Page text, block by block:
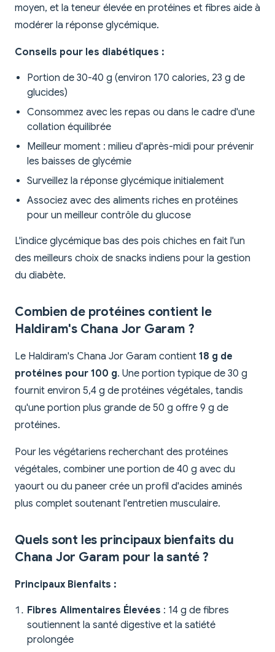
moyen, et la teneur élevée en protéines et fibres aide à
modérer la réponse glycémique.
Conseils pour les diabétiques :
Portion de 30-40 g (environ 170 calories, 23 g de
glucides)
Consommez avec les repas ou dans le cadre d'une
collation équilibrée
Meilleur moment : milieu d'après-midi pour prévenir
les baisses de glycémie
Surveillez la réponse glycémique initialement
Associez avec des aliments riches en protéines
pour un meilleur contrôle du glucose
L'indice glycémique bas des pois chiches en fait l'un
des meilleurs choix de snacks indiens pour la gestion
du diabète.
Combien de protéines contient le
Haldiram's Chana Jor Garam ?
Le Haldiram's Chana Jor Garam contient 18 g de
protéines pour 100 g. Une portion typique de 30 g
fournit environ 5,4 g de protéines végétales, tandis
qu'une portion plus grande de 50 g offre 9 g de
protéines.
Pour les végétariens recherchant des protéines
végétales, combiner une portion de 40 g avec du
yaourt ou du paneer crée un profil d'acides aminés
plus complet soutenant l'entretien musculaire.
Quels sont les principaux bienfaits du
Chana Jor Garam pour la santé ?
Principaux Bienfaits :
Fibres Alimentaires Élevées : 14 g de fibres
soutiennent la santé digestive et la satiété
prolongée